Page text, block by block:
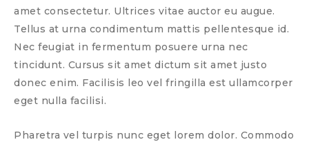
amet consectetur. Ultrices vitae auctor eu augue.
Tellus at urna condimentum mattis pellentesque id.
Nec feugiat in fermentum posuere urna nec
tincidunt. Cursus sit amet dictum sit amet justo
donec enim. Facilisis leo vel fringilla est ullamcorper
eget nulla facilisi.
Pharetra vel turpis nunc eget lorem dolor. Commodo